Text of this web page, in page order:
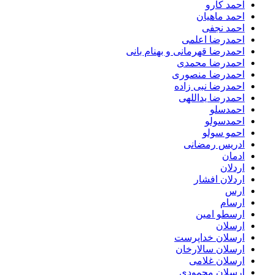
احمد کارو
احمد ماهیان
احمد نجفی
احمدرضا اعلمی
احمدرضا قهرمانی و بهنام بانی
احمدرضا محمدی
احمدرضا منصوری
احمدرضا نبی زاده
احمدرضا یداللهی
احمدسلو
احمدسولو
احمو سولو
ادریس رمضانی
ادمان
اردلان
اردلان افشار
ارس
ارسام
ارسطو امین
ارسلان
ارسلان خداپرست
ارسلان سالارخان
ارسلان غلامی
ارسلان محمودی